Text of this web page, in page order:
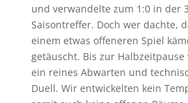
und verwandelte zum 1:0 in der
Saisontreffer. Doch wer dachte,
einem etwas offeneren Spiel
getäuscht. Bis zur
ein reines Abwarten und
Duell. Wir entwickelten kein